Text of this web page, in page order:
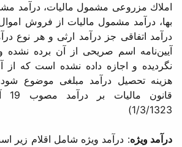
املاك مزروعی مشمول مالیات، درآمد
بها، درآمد مشمول مالیات از فروش
درآمد اتفاقی جز درآمد ارثی و هر نوع
آیین‌نامه اسم صریحی از آن برده نشده
نگردیده و اجازه داده نشده است كه از
1/3/1323)
درآمد ویژه: درآمد ویژه شامل اقلام زیر